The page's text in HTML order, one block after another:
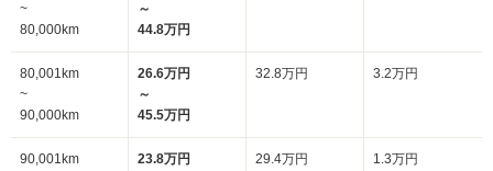
~
80,000km
～
44.8万円
80,001km
~
90,000km
26.6万円
～
45.5万円
32.8万円 3.2万円
90,001km
23.8万円
29.4万円 1.3万円